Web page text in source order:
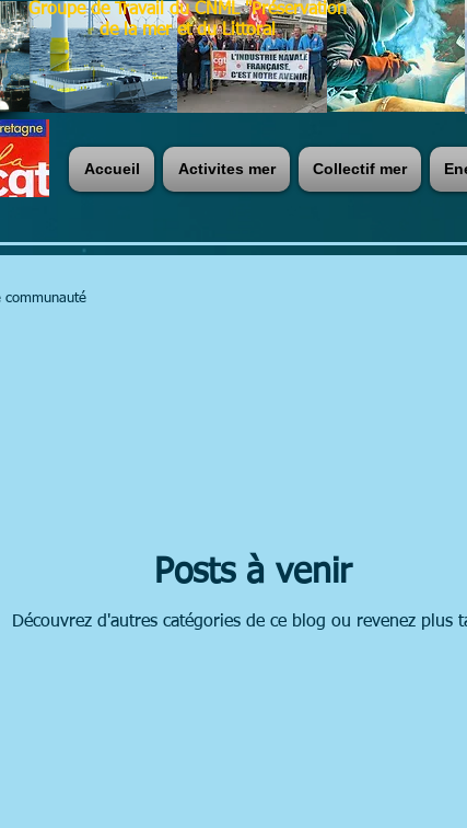
Accueil Activites mer Collectif mer
Groupe de Travail du CNML "Préservation
de la mer et du Littoral
communauté
Posts à venir
Découvrez d'autres catégories de ce blog ou revenez plus